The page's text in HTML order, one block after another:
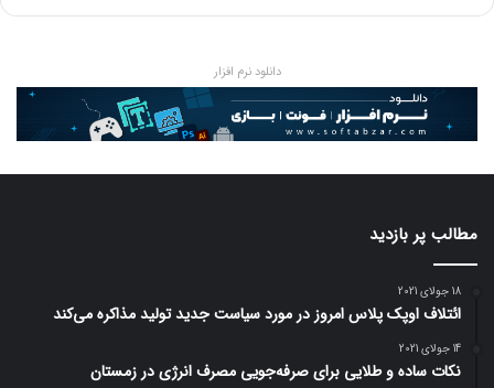
دانلود نرم افزار
مطالب پر بازدید
18 جولای 2021
ائتلاف اوپک پلاس امروز در مورد سیاست جدید تولید مذاکره می‌کند
14 جولای 2021
نکات ساده و طلایی برای صرفه‌جویی مصرف انرژی در زمستان